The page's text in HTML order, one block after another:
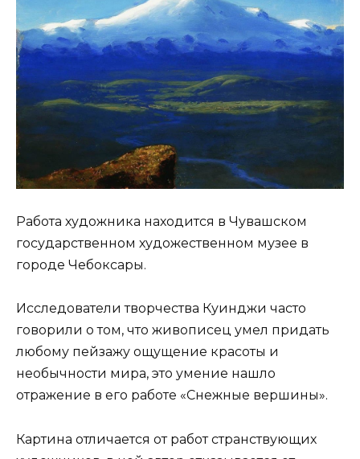
Работа художника находится в Чувашском
государственном художественном музее в
городе Чебоксары.
Исследователи творчества Куинджи часто
говорили о том, что живописец умел придать
любому пейзажу ощущение красоты и
необычности мира, это умение нашло
отражение в его работе «Снежные вершины».
Картина отличается от работ странствующих